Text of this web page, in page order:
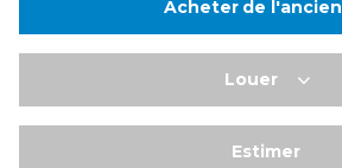
Acheter de l'ancien
De l'immo pro
Louer
Estimer